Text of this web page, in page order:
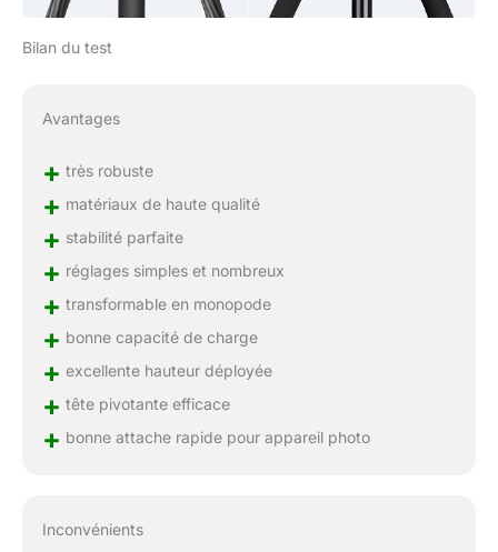
Bilan du test
Avantages
+ très robuste
+ matériaux de haute qualité
+ stabilité parfaite
+ réglages simples et nombreux
+ transformable en monopode
+ bonne capacité de charge
+ excellente hauteur déployée
+ tête pivotante efficace
+ bonne attache rapide pour appareil photo
Inconvénients